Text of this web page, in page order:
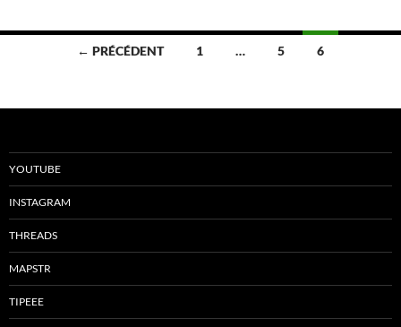
Navigation
articles
← PRÉCÉDENT 1 … 5 6
YOUTUBE
INSTAGRAM
THREADS
MAPSTR
TIPEEE